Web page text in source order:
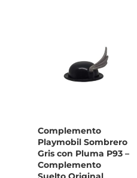
Complemento
Playmobil Sombrero
Gris con Pluma P93 –
Complemento